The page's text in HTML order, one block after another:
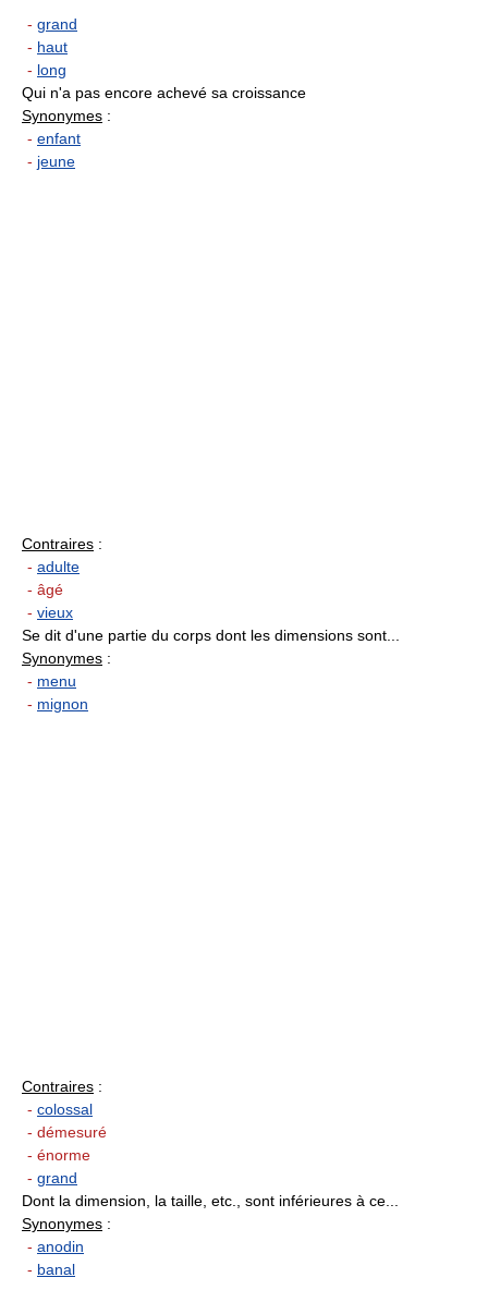
- grand
- haut
- long
Qui n'a pas encore achevé sa croissance
Synonymes :
- enfant
- jeune
Contraires :
- adulte
- âgé
- vieux
Se dit d'une partie du corps dont les dimensions sont...
Synonymes :
- menu
- mignon
Contraires :
- colossal
- démesuré
- énorme
- grand
Dont la dimension, la taille, etc., sont inférieures à ce...
Synonymes :
- anodin
- banal